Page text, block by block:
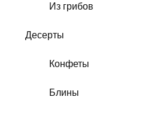
Из грибов
Десерты
Конфеты
Блины